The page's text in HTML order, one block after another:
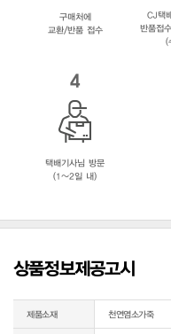
구매처에
교환/반품 접수
CJ택
반품접
(
4
택배기사님 방문
(1~2일 내)
상품정보제공고시
제품소재 천연염소가죽